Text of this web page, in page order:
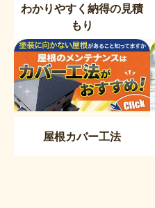
わかりやすく納得の見積
もり
屋根カバー工法